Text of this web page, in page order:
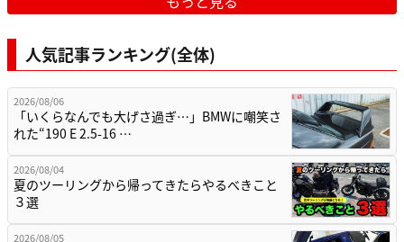
人気記事ランキング(全体)
2026/08/06
「いくらなんでも大げさ過ぎ…」BMWに嘲笑さ
れた“190 E 2.5-16 …
2026/08/04
夏のツーリングから帰ってきたらやるべきこと
３選
2026/08/05